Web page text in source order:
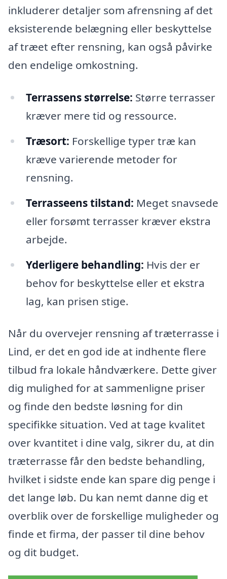
inkluderer detaljer som afrensning af det
eksisterende belægning eller beskyttelse
af træet efter rensning, kan også påvirke
den endelige omkostning.
Terrassens størrelse: Større terrasser
kræver mere tid og ressource.
Træsort: Forskellige typer træ kan
kræve varierende metoder for
rensning.
Terrasseens tilstand: Meget snavsede
eller forsømt terrasser kræver ekstra
arbejde.
Yderligere behandling: Hvis der er
behov for beskyttelse eller et ekstra
lag, kan prisen stige.
Når du overvejer rensning af træterrasse i
Lind, er det en god ide at indhente flere
tilbud fra lokale håndværkere. Dette giver
dig mulighed for at sammenligne priser
og finde den bedste løsning for din
specifikke situation. Ved at tage kvalitet
over kvantitet i dine valg, sikrer du, at din
træterrasse får den bedste behandling,
hvilket i sidste ende kan spare dig penge i
det lange løb. Du kan nemt danne dig et
overblik over de forskellige muligheder og
finde et firma, der passer til dine behov
og dit budget.